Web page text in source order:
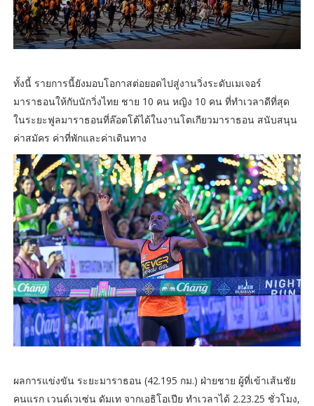
ทั้งนี้ รายการนี้ยังมอบโอกาสต่อยอดไปสู่งานวิ่งระดับเมเจอร์
มาราธอนให้กับนักวิ่งไทย ชาย 10 คน หญิง 10 คน ที่ทำเวลาดีที่สุด
ในระยะฟูลมาราธอนที่ล๊อตโต้ได้ในงานโตเกียวมาราธอน สนับสนุน
ค่าสมัคร ค่าที่พักและค่าเดินทาง
ผลการแข่งขัน ระยะมาราธอน (42.195 กม.) ฝ่ายชาย ผู้ที่เข้าเส้นชัย
คนแรก เวนด์เวเซ่น ดัมเท จากเอธิโอเปีย ทำเวลาได้ 2.23.25 ชั่วโมง,